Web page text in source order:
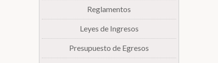
Reglamentos
Leyes de Ingresos
Presupuesto de Egresos